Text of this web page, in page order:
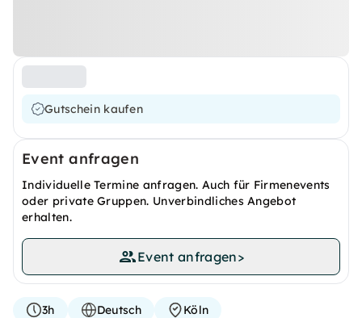
Gutschein kaufen
Event anfragen
Individuelle Termine anfragen. Auch für Firmenevents
oder private Gruppen. Unverbindliches Angebot
erhalten.
Event anfragen>
3h Deutsch Köln